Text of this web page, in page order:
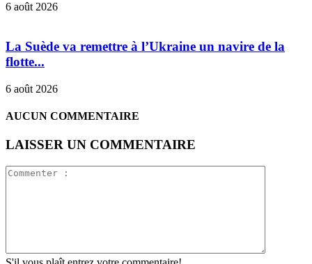
6 août 2026
La Suède va remettre à l’Ukraine un navire de la
flotte...
6 août 2026
AUCUN COMMENTAIRE
LAISSER UN COMMENTAIRE